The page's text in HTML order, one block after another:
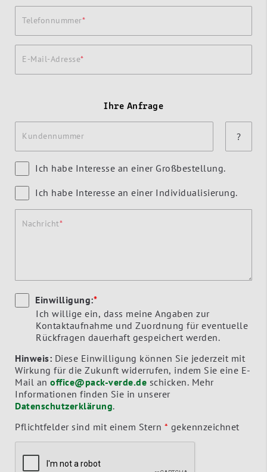
Telefonnummer
E-Mail-Adresse
Ihre Anfrage
Kundennummer ?
Ich habe Interesse an einer Großbestellung.
Ich habe Interesse an einer Individualisierung.
Nachricht
Einwilligung:*
Ich willige ein, dass meine Angaben zur
Kontaktaufnahme und Zuordnung für eventuelle
Rückfragen dauerhaft gespeichert werden.
Hinweis: Diese Einwilligung können Sie jederzeit mit
Wirkung für die Zukunft widerrufen, indem Sie eine E-
Mail an office@pack-verde.de
Informationen finden Sie in unserer
Datenschutzerklärung.
Pflichtfelder sind mit einem Stern * gekennzeichnet